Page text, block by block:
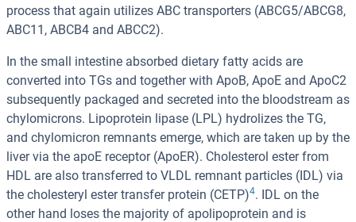
process that again utilizes ABC transporters (ABCG5/ABCG8,
ABC11, ABCB4 and ABCC2).
In the small intestine absorbed dietary fatty acids are
converted into TGs and together with ApoB, ApoE and ApoC2
subsequently packaged and secreted into the bloodstream as
chylomicrons. Lipoprotein lipase (LPL) hydrolizes the TG,
and chylomicron remnants emerge, which are taken up by the
liver via the apoE receptor (ApoER). Cholesterol ester from
HDL are also transferred to VLDL remnant particles (IDL) via
the cholesteryl ester transfer protein (CETP)4. IDL on the
other hand loses the majority of apolipoprotein and is